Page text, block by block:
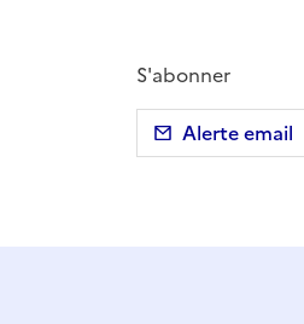
Twitter)
emaildans le presse-papier
S'abonner
Alerte email